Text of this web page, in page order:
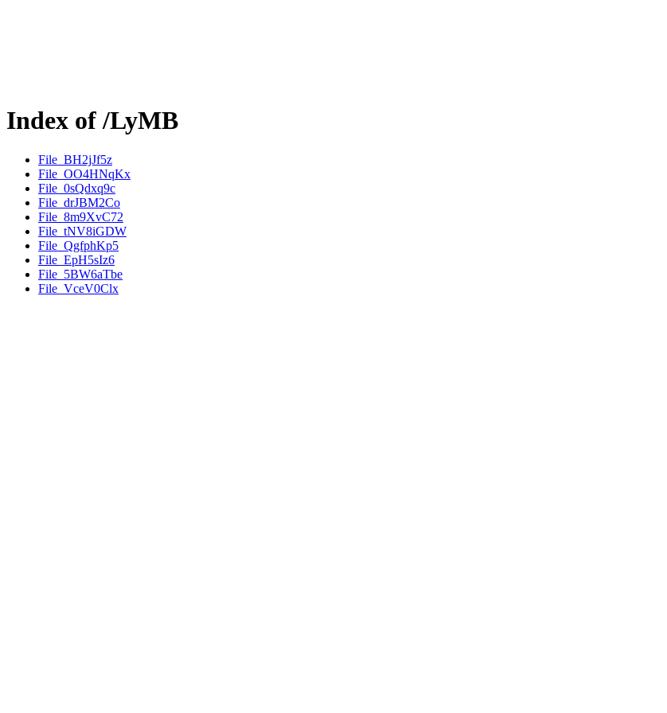
Index of /LyMB
File_BH2jJf5z
File_OO4HNqKx
File_0sQdxq9c
File_drJBM2Co
File_8m9XvC72
File_tNV8iGDW
File_QgfphKp5
File_EpH5sIz6
File_5BW6aTbe
File_VceV0Clx